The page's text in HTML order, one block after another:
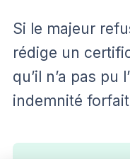
Si le majeur
rédige un
qu’il n’a pas pu
indemnité